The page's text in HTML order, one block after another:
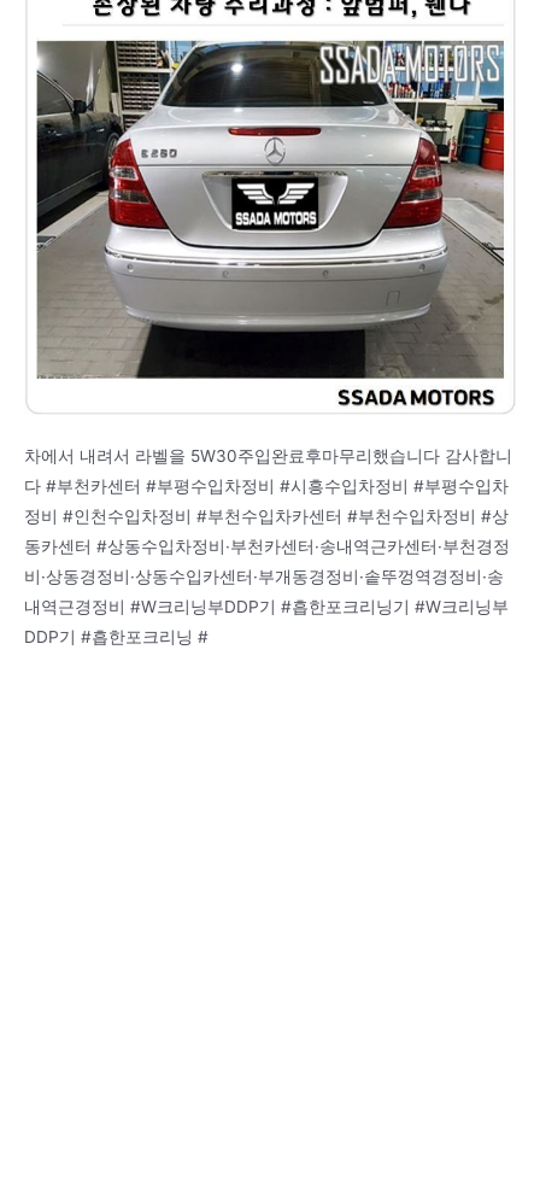
차에서 내려서 라벨을 5W30주입완료후마무리했습니다 감사합니
다 #부천카센터 #부평수입차정비 #시흥수입차정비 #부평수입차
정비 #인천수입차정비 #부천수입차카센터 #부천수입차정비 #상
동카센터 #상동수입차정비·부천카센터·송내역근카센터·부천경정
비·상동경정비·상동수입카센터·부개동경정비·솥뚜껑역경정비·송
내역근경정비 #W크리닝부DDP기 #흡한포크리닝기 #W크리닝부
DDP기 #흡한포크리닝 #